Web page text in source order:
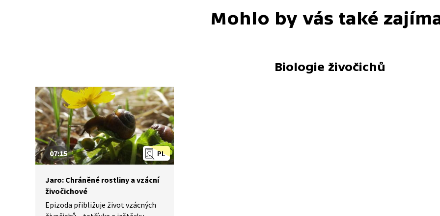
Mohlo by vás také
Biologie živočichů
PL
07:15
Jaro: Chráněné rostliny a vzácní
živočichové
Epizoda přibližuje život vzácných